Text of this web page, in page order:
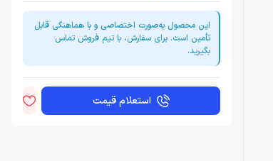
این محصول به‌صورت اختصاصی و با هماهنگی قابل
تأمین است. برای سفارش، با تیم فروش تماس
بگیرید.
استعلام قیمت